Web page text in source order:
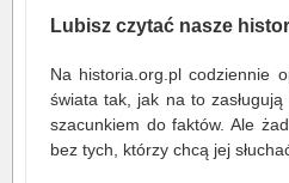
Lubisz czytać nasze
Na historia.org.pl codziennie
świata tak, jak na to
szacunkiem do faktów. Ale
bez tych, którzy chcą jej